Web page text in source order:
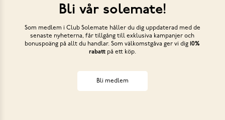
Bli vår solemate!
Som medlem i Club Solemate håller du dig uppdaterad med de
senaste nyheterna, får tillgång till exklusiva kampanjer och
bonuspoäng på allt du handlar. Som välkomstgåva ger vi dig10%
rabattpå ett köp.
Bli medlem